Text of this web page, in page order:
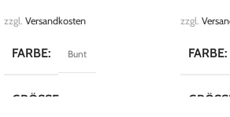
zzgl. Versandkosten
FARBE Bunt
GRÖSSE
zzgl.
FARBE
GRÖSSE